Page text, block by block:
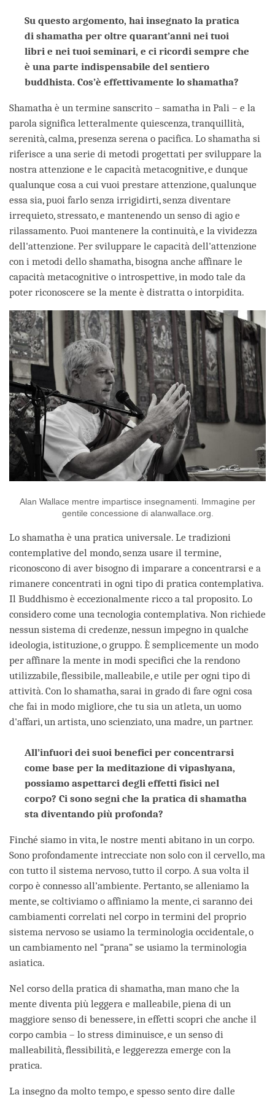
Su questo argomento, hai insegnato la pratica
di shamatha per oltre quarant’anni nei tuoi
libri e nei tuoi seminari, e ci ricordi sempre che
è una parte indispensabile del sentiero
buddhista. Cos’è effettivamente lo shamatha?
Shamatha è un termine sanscrito – samatha in Pali – e la
parola significa letteralmente quiescenza, tranquillità,
serenità, calma, presenza serena o pacifica. Lo shamatha si
riferisce a una serie di metodi progettati per sviluppare la
nostra attenzione e le capacità metacognitive, e dunque
qualunque cosa a cui vuoi prestare attenzione, qualunque
essa sia, puoi farlo senza irrigidirti, senza diventare
irrequieto, stressato, e mantenendo un senso di agio e
rilassamento. Puoi mantenere la continuità, e la vividezza
dell'attenzione. Per sviluppare le capacità dell'attenzione
con i metodi dello shamatha, bisogna anche affinare le
capacità metacognitive o introspettive, in modo tale da
poter riconoscere se la mente è distratta o intorpidita.
Alan Wallace mentre impartisce insegnamenti. Immagine per
gentile concessione di alanwallace.org.
Lo shamatha è una pratica universale. Le tradizioni
contemplative del mondo, senza usare il termine,
riconoscono di aver bisogno di imparare a concentrarsi e a
rimanere concentrati in ogni tipo di pratica contemplativa.
Il Buddhismo è eccezionalmente ricco a tal proposito. Lo
considero come una tecnologia contemplativa. Non richiede
nessun sistema di credenze, nessun impegno in qualche
ideologia, istituzione, o gruppo. È semplicemente un modo
per affinare la mente in modi specifici che la rendono
utilizzabile, flessibile, malleabile, e utile per ogni tipo di
attività. Con lo shamatha, sarai in grado di fare ogni cosa
che fai in modo migliore, che tu sia un atleta, un uomo
d'affari, un artista, uno scienziato, una madre, un partner.
All’infuori dei suoi benefici per concentrarsi
come base per la meditazione di vipashyana,
possiamo aspettarci degli effetti fisici nel
corpo? Ci sono segni che la pratica di shamatha
sta diventando più profonda?
Finché siamo in vita, le nostre menti abitano in un corpo.
Sono profondamente intrecciate non solo con il cervello, ma
con tutto il sistema nervoso, tutto il corpo. A sua volta il
corpo è connesso all’ambiente. Pertanto, se alleniamo la
mente, se coltiviamo o affiniamo la mente, ci saranno dei
cambiamenti correlati nel corpo in termini del proprio
sistema nervoso se usiamo la terminologia occidentale, o
un cambiamento nel “prana” se usiamo la terminologia
asiatica.
Nel corso della pratica di shamatha, man mano che la
mente diventa più leggera e malleabile, piena di un
maggiore senso di benessere, in effetti scopri che anche il
corpo cambia – lo stress diminuisce, e un senso di
malleabilità, flessibilità, e leggerezza emerge con la
pratica.
La insegno da molto tempo, e spesso sento dire dalle